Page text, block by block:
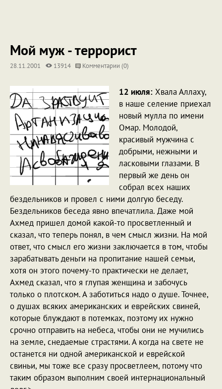
Мой муж - террорист
28.11.2001 13914 Комментарии (0)
12 июля: Хвала Аллаху,
в наше селение приехал
новый мулла по имени
Омар. Молодой,
красивый мужчина с
добрыми, нежными и
ласковыми глазами. В
первый же день он
собрал всех наших
бездельников и провел с ними долгую беседу.
Бездельников беседа явно впечатлила. Даже мой
Ахмед пришел домой какой-то просветленный и
сказал, что теперь понял, в чем смысл жизни. На мой
ответ, что смысл его жизни заключается в том, чтобы
зарабатывать деньги на пропитание нашей семьи,
хотя он этого почему-то практически не делает,
Ахмед сказал, что я глупая женщина и забочусь
только о плотском. А заботиться надо о душе. Точнее,
о душах всяких американских и еврейских свиней,
которые блуждают в потемках, поэтому их нужно
срочно отправить на небеса, чтобы они не мучились
на земле, снедаемые страстями. А когда на свете не
останется ни одной американской и еврейской
свиньи, мы тоже все сразу просветлеем, потому что
таким образом выполним своей интернациональный